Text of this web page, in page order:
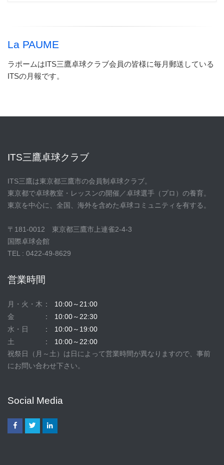
La PAUME
ラポームはITS三鷹卓球クラブ会員の皆様に毎月郵送している
ITSの月報です。
ITS三鷹卓球クラブ
ITS三鷹は東京都三鷹市の会員制卓球クラブ。
東京都で卓球教室・レッスンの開催／卓球選手（プロ）の養育。
東京を中心に、全国、海外を含めた卓球コミュニティを有する。
〒181-0012 東京都三鷹市上連雀2-4-3
国際卓球会館
TEL : 0422-49-8629
営業時間
月・火・木
10:00～21:00
金
10:00～22:30
水・日
10:00～19:00
土
10:00～22:00
祝祭日（月～土）は日によって営業時間が異なりますので、事前
にお問い合わせ下さい。
Social Media